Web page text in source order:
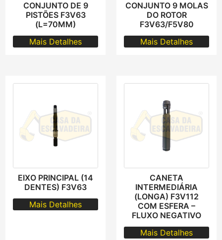
CONJUNTO DE 9
PISTÕES F3V63
(L=70MM)
Mais Detalhes
CONJUNTO 9 MOLAS
DO ROTOR
F3V63/F5V80
Mais Detalhes
EIXO PRINCIPAL (14
DENTES) F3V63
Mais Detalhes
CANETA
INTERMEDIÁRIA
(LONGA) F3V112
COM ESFERA –
FLUXO NEGATIVO
Mais Detalhes